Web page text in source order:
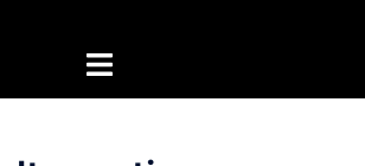
Menü